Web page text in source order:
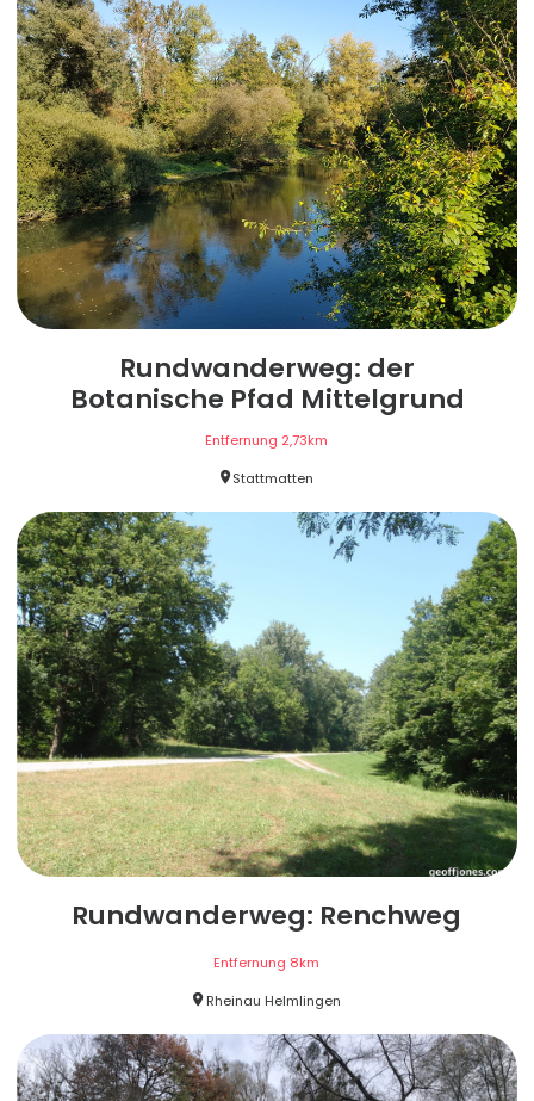
Rundwanderweg: der
Botanische Pfad Mittelgrund
Entfernung 2,73km
Stattmatten
Rundwanderweg: Renchweg
Entfernung 8km
Rheinau Helmlingen